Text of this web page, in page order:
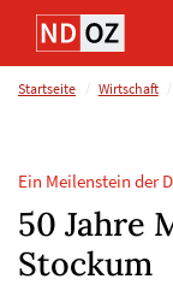
Direkt
Inhalt
(Eingabetaste)
Direkt
Hauptmenu
(Eingabetaste)
Direkt
Suche
(Eingabetaste)
Direkt
Footer
(Eingabetaste)
Startseite Wirtschaft
Ein Meilenstein der
50 Jahre
Stockum